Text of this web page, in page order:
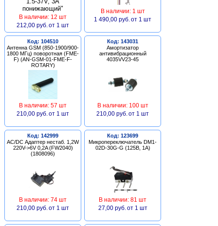
В наличии: 12 шт
212,00 руб. от 1 шт
В наличии: 1 шт
1 490,00 руб. от 1 шт
Код: 104510
Антенна GSM (850-1900/900-
1800 МГц) поворотная (FME-
F) (AN-GSM-01-FME-F-
ROTARY)
В наличии: 57 шт
210,00 руб. от 1 шт
Код: 143031
Амортизатор
антивибрационный
4035VV23-45
В наличии: 100 шт
210,00 руб. от 1 шт
Код: 142999
AC/DC Адаптер нестаб. 1,2W
220V->6V 0,2A (FW2040)
(1808096)
В наличии: 74 шт
210,00 руб. от 1 шт
Код: 123699
Микропереключатель DM1-
02D-30G-G (125В, 1А)
В наличии: 81 шт
27,00 руб. от 1 шт